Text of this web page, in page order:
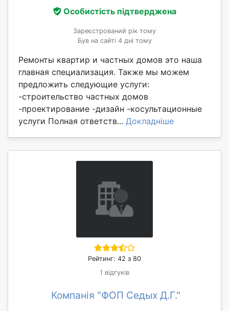
Особистість підтверджена
Зареєстрований рік тому
Був на сайті 4 дні тому
Ремонты квартир и частных домов это наша
главная специализация. Также мы можем
предложить следующие услуги:
-строительство частных домов
-проектирование -дизайн -косультационные
услуги Полная ответств... Докладніше
Рейтинг: 42 з 80
1 відгуків
Компанія "ФОП Седых Д.Г."